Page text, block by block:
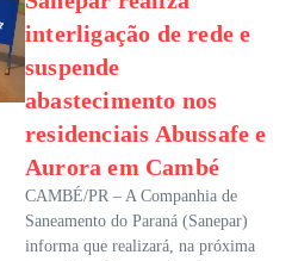
interligação de rede e
suspende
abastecimento nos
residenciais Abussafe e
Aurora em Cambé
CAMBÉ/PR – A Companhia de
Saneamento do Paraná (Sanepar)
informa que realizará, na próxima